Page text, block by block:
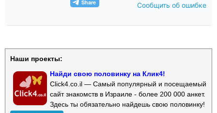
Сообщить об ошибке
Наши проекты:
Найди свою половинку на Клик4!
Click4.co.il — Самый популярный и посещаемый
сайт знакомств в Израиле - более 200 000 анкет.
Здесь ты обязательно найдешь свою половинку!